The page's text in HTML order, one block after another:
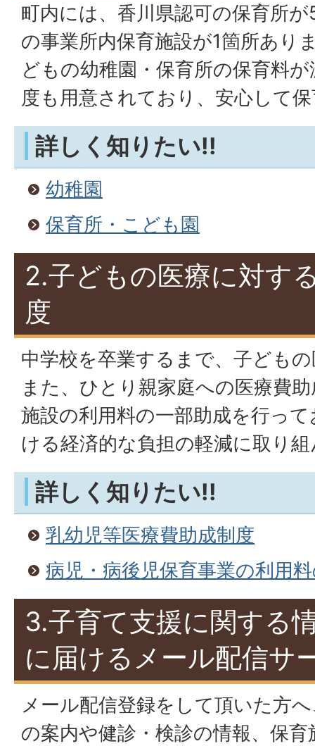
町内には、香川県認可の保育所
の事業所内保育施設が1箇所あり
どもの幼稚園・保育所の保育料
度も用意されており、安心して
詳しく知りたい!!
幼稚園
保育所・こども園
2.子どもの医療に対す
度
中学校を卒業するまで、子ども
また、ひとり親家庭への医療費
施設の利用料の一部助成を行っ
ける経済的な負担の軽減に取り
詳しく知りたい!!
乳幼児等医療費助成制度
病児・病後児保育事業の利用
3.子育て支援に関する
に届けるメール配信サ
メール配信登録をして頂いた方
の案内や健診・検診の情報、保